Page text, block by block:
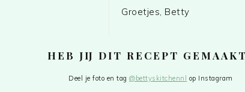
Groetjes, Betty
HEB JIJ DIT RECEPT
Deel je foto en tag@bettyskitchennl op Instagram